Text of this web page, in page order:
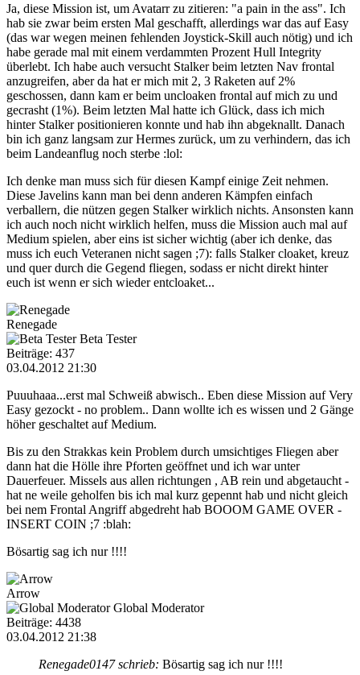
Ja, diese Mission ist, um Avatarr zu zitieren: "a pain in the ass". Ich
hab sie zwar beim ersten Mal geschafft, allerdings war das auf Easy
(das war wegen meinen fehlenden Joystick-Skill auch nötig) und ich
habe gerade mal mit einem verdammten Prozent Hull Integrity
überlebt. Ich habe auch versucht Stalker beim letzten Nav frontal
anzugreifen, aber da hat er mich mit 2, 3 Raketen auf 2%
geschossen, dann kam er beim uncloaken frontal auf mich zu und
gecrasht (1%). Beim letzten Mal hatte ich Glück, dass ich mich
hinter Stalker positionieren konnte und hab ihn abgeknallt. Danach
bin ich ganz langsam zur Hermes zurück, um zu verhindern, das ich
beim Landeanflug noch sterbe :lol:
Ich denke man muss sich für diesen Kampf einige Zeit nehmen.
Diese Javelins kann man bei denn anderen Kämpfen einfach
verballern, die nützen gegen Stalker wirklich nichts. Ansonsten kann
ich auch noch nicht wirklich helfen, muss die Mission auch mal auf
Medium spielen, aber eins ist sicher wichtig (aber ich denke, das
muss ich euch Veteranen nicht sagen ;7): falls Stalker cloaket, kreuz
und quer durch die Gegend fliegen, sodass er nicht direkt hinter
euch ist wenn er sich wieder entcloaket...
Renegade
Beta Tester
Beiträge: 437
03.04.2012 21:30
Puuuhaaa...erst mal Schweiß abwisch.. Eben diese Mission auf Very
Easy gezockt - no problem.. Dann wollte ich es wissen und 2 Gänge
höher geschaltet auf Medium.
Bis zu den Strakkas kein Problem durch umsichtiges Fliegen aber
dann hat die Hölle ihre Pforten geöffnet und ich war unter
Dauerfeuer. Missels aus allen richtungen , AB rein und abgetaucht -
hat ne weile geholfen bis ich mal kurz gepennt hab und nicht gleich
bei nem Frontal Angriff abgedreht hab BOOOM GAME OVER -
INSERT COIN ;7 :blah:
Bösartig sag ich nur !!!!
Arrow
Global Moderator
Beiträge: 4438
03.04.2012 21:38
Renegade0147 schrieb: Bösartig sag ich nur !!!!